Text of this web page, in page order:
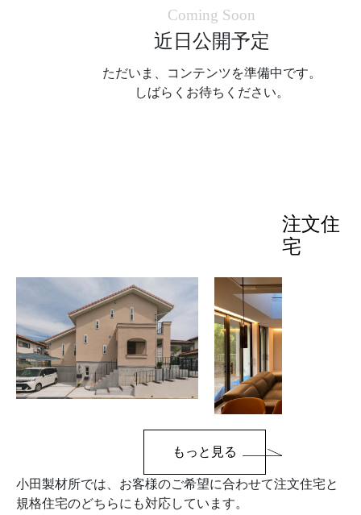
近日公開予定
ただいま、コンテンツを準備中です。
しばらくお待ちください。
注文住
宅
もっと見る
小田製材所では、お客様のご希望に合わせて注文住宅と
規格住宅のどちらにも対応しています。